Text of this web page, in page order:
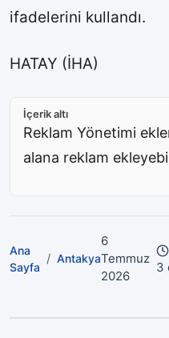
ifadelerini kullandı.
HATAY (İHA)
İçerik altı
Reklam Yönetimi
alana reklam
Ana
Sayfa
/ Antakya
6
Temmuz
2026
3